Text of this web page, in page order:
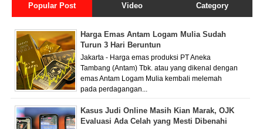
Popular Post Video Category
Harga Emas Antam Logam Mulia Sudah
Turun 3 Hari Beruntun
Jakarta - Harga emas produksi PT Aneka
Tambang (Antam) Tbk. atau yang dikenal dengan
emas Antam Logam Mulia kembali melemah
pada perdagangan...
Kasus Judi Online Masih Kian Marak, OJK
Evaluasi Ada Celah yang Mesti Dibenahi